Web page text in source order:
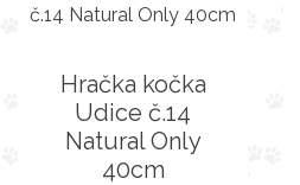
Hračka kočka
Udice č.14
Natural Only
40cm